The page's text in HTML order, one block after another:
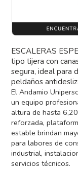
ESCALERAS
tipo tijera con
segura, ideal para
peldaños
El Andamio
un equipo
altura de hasta
reforzada,
estable brindan
para labores de
industrial,
servicios técnicos.